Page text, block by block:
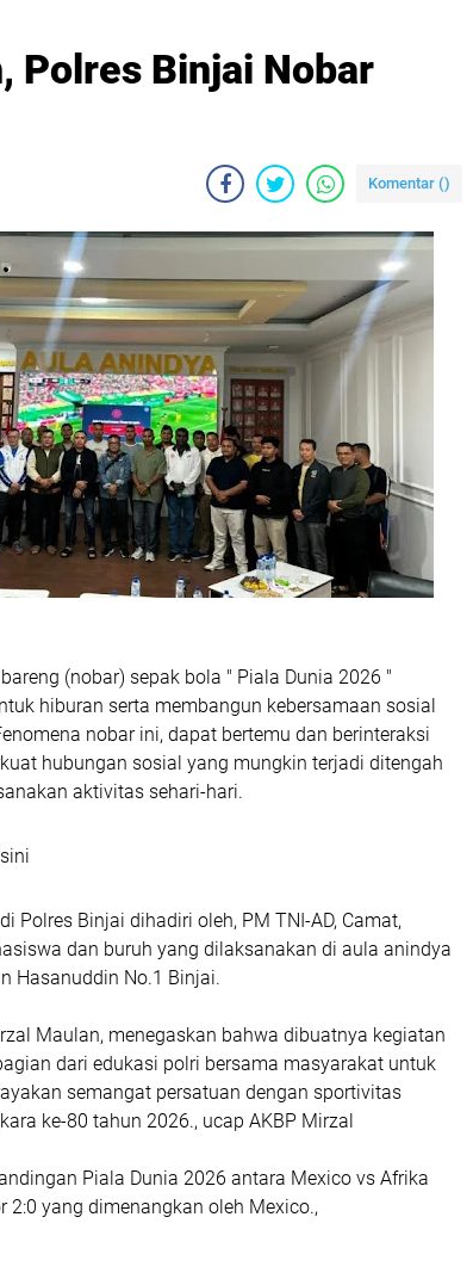
Polres Binjai Nobar
Komentar ()
(nobar) sepak bola " Piala Dunia 2026 "
hiburan serta membangun kebersamaan sosial
nobar ini, dapat bertemu dan berinteraksi
hubungan sosial yang mungkin terjadi ditengah
aktivitas sehari-hari.
Polres Binjai dihadiri oleh, PM TNI-AD, Camat,
dan buruh yang dilaksanakan di aula anindya
Hasanuddin No.1 Binjai.
Maulan, menegaskan bahwa dibuatnya kegiatan
dari edukasi polri bersama masyarakat untuk
semangat persatuan dengan sportivitas
ke-80 tahun 2026., ucap AKBP Mirzal
Piala Dunia 2026 antara Mexico vs Afrika
2:0 yang dimenangkan oleh Mexico.,